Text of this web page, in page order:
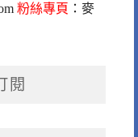
粉絲專頁 ： 麥
閱